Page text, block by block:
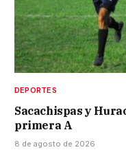
DEPORTES
Sacachispas y
primera A
8 de agosto de 2026